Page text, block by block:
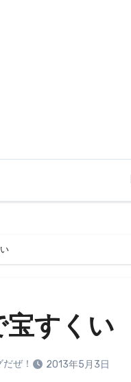
宝すくい
ぜ！ 2013年5月3日